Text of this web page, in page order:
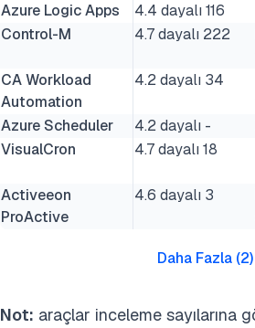
Azure Logic Apps
4.4 dayalı 116
Control-M
4.7 dayalı 222
CA Workload
Automation
4.2 dayalı 34
Azure Scheduler
4.2 dayalı -
VisualCron
4.7 dayalı 18
Activeeon
ProActive
4.6 dayalı 3
Daha Fazla(2)
Not: araçlar inceleme sayılarına